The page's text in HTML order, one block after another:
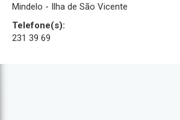
Mindelo - Ilha de São Vicente
Telefone(s):
231 39 69